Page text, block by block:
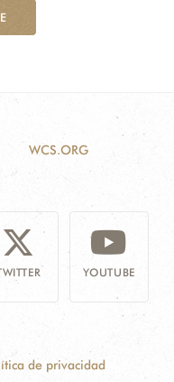
WCS.ORG
YOUTUBE
de privacidad